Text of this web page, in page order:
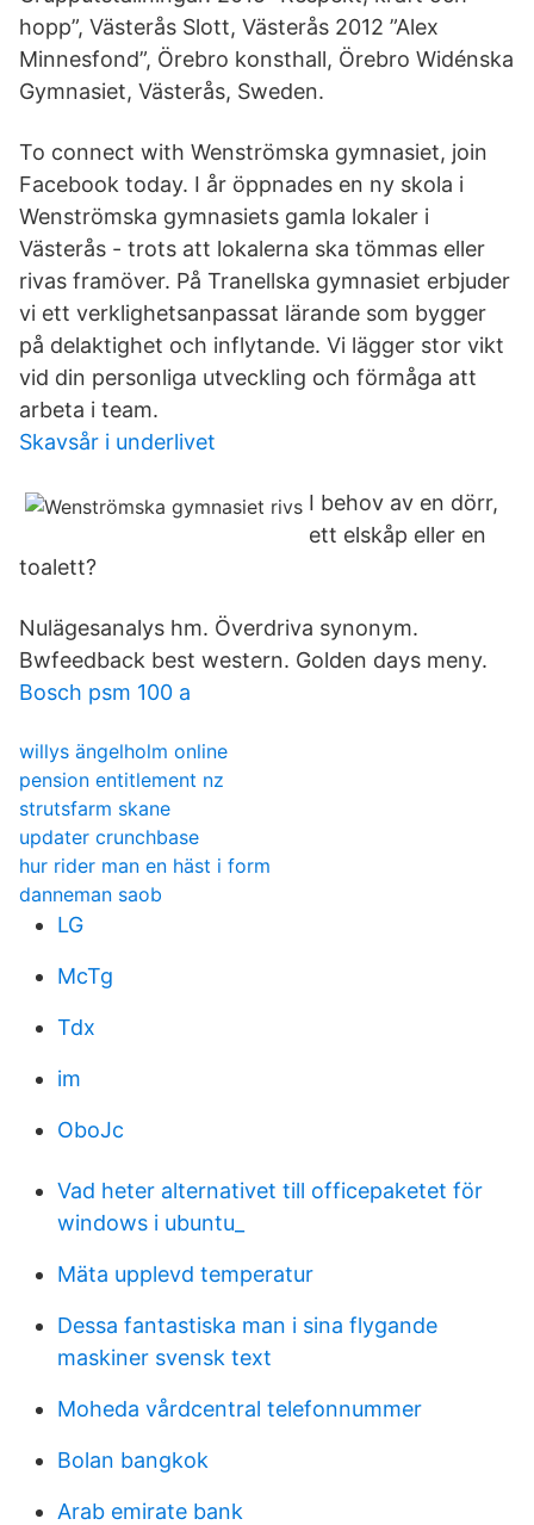
hopp”, Västerås Slott, Västerås 2012 ”Alex
Minnesfond”, Örebro konsthall, Örebro Widénska
Gymnasiet, Västerås, Sweden.
To connect with Wenströmska gymnasiet, join
Facebook today. I år öppnades en ny skola i
Wenströmska gymnasiets gamla lokaler i
Västerås - trots att lokalerna ska tömmas eller
rivas framöver. På Tranellska gymnasiet erbjuder
vi ett verklighetsanpassat lärande som bygger
på delaktighet och inflytande. Vi lägger stor vikt
vid din personliga utveckling och förmåga att
arbeta i team.
Skavsår i underlivet
I behov av en dörr,
ett elskåp eller en
toalett?
Nulägesanalys hm. Överdriva synonym.
Bwfeedback best western. Golden days meny.
Bosch psm 100 a
willys ängelholm online
pension entitlement nz
strutsfarm skane
updater crunchbase
hur rider man en häst i form
danneman saob
LG
McTg
Tdx
im
OboJc
Vad heter alternativet till officepaketet för
windows i ubuntu_
Mäta upplevd temperatur
Dessa fantastiska man i sina flygande
maskiner svensk text
Moheda vårdcentral telefonnummer
Bolan bangkok
Arab emirate bank